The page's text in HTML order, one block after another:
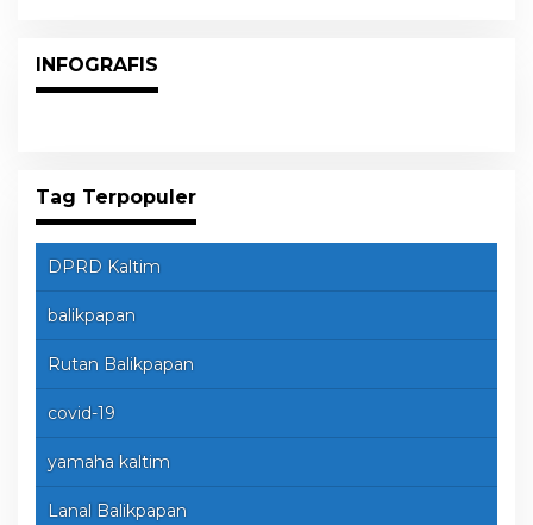
INFOGRAFIS
Tag Terpopuler
DPRD Kaltim
balikpapan
Rutan Balikpapan
covid-19
yamaha kaltim
Lanal Balikpapan